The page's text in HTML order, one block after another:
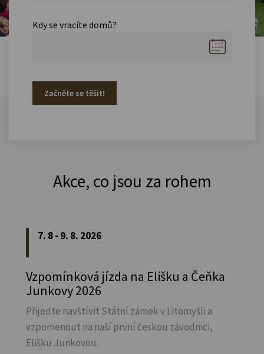
Kdy se vracíte domů?
Začněte se těšit!
Akce, co jsou za rohem
7. 8 - 9. 8. 2026
Vzpomínková jízda na Elišku a Čeňka
Junkovy 2026
Přijeďte navštívit Státní zámek v Litomyšli a
vzpomenout na naší první českou závodnici,
Elišku Junkovou.